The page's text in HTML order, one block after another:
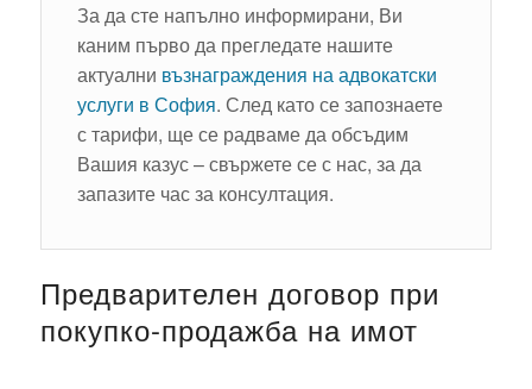
За да сте напълно информирани, Ви
каним първо да прегледате нашите
актуални възнаграждения на адвокатски
услуги в София. След като се запознаете
с тарифи, ще се радваме да обсъдим
Вашия казус – свържете се с нас, за да
запазите час за консултация.
Предварителен договор при
покупко-продажба на имот